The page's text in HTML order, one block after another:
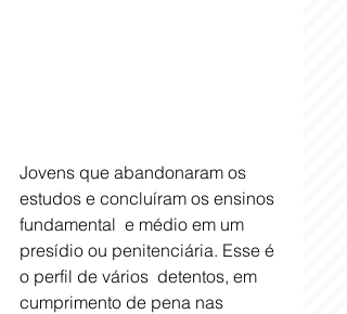
Jovens que abandonaram os
estudos e concluíram os ensinos
fundamental  e médio em um
presídio ou penitenciária. Esse é
o perfil de vários  detentos, em
cumprimento de pena nas